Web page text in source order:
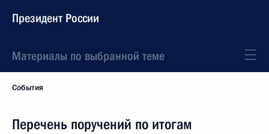
Президент России
Материалы по выбранной теме
События
Перечень поручений по итогам